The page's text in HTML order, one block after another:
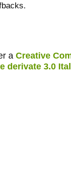
a Creative
derivate 3.0